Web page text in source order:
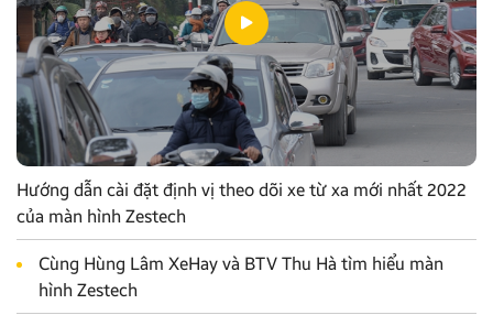
Hướng dẫn cài đặt định vị theo dõi xe từ xa mới nhất 2022
của màn hình Zestech
Cùng Hùng Lâm XeHay và BTV Thu Hà tìm hiểu màn
hình Zestech